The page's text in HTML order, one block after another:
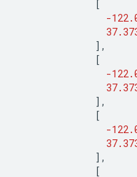
[
-
],
[
-
],
[
-
],
[